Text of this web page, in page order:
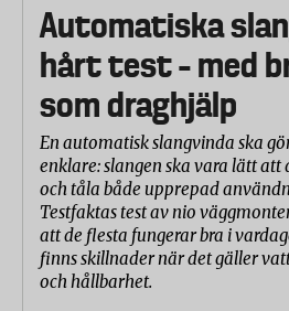
slitagetåligheten varit.
Tryck från tio meter vatten
Efter att overallerna först
testades deras vattentäthet på
I rumpan, på armarna,
olika delarna utsattes för tryck
som blev högre och högre,
Gränsen för vattentätt går vid
vattenpelare.
Automatiska
hårt test – med
som draghjälp
En automatisk slangvinda ska
enklare: slangen ska vara lätt att
och tåla både upprepad
Testfaktas test av nio
att de flesta fungerar bra i
finns skillnader när det gäller
och hållbarhet.